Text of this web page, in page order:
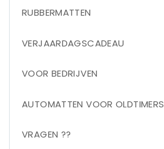
RUBBERMATTEN
VERJAARDAGSCADEAU
VOOR BEDRIJVEN
AUTOMATTEN VOOR OLDTIMERS
VRAGEN ??